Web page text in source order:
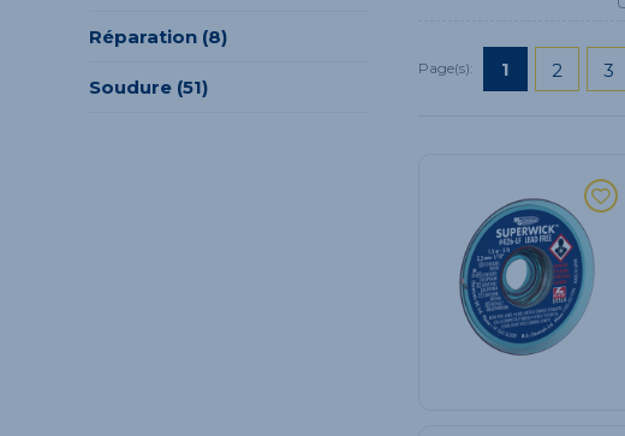
Réparation (8)
Soudure (51)
Page(s): 1 2 3